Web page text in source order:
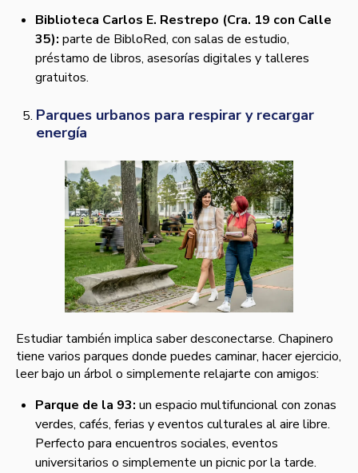
Biblioteca Carlos E. Restrepo (Cra. 19 con Calle
35): parte de BibloRed, con salas de estudio,
préstamo de libros, asesorías digitales y talleres
gratuitos.
Parques urbanos para respirar y recargar
energía
Estudiar también implica saber desconectarse. Chapinero
tiene varios parques donde puedes caminar, hacer ejercicio,
leer bajo un árbol o simplemente relajarte con amigos:
Parque de la 93: un espacio multifuncional con zonas
verdes, cafés, ferias y eventos culturales al aire libre.
Perfecto para encuentros sociales, eventos
universitarios o simplemente un picnic por la tarde.